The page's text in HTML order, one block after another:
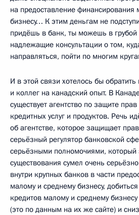
на предоставление финансирования
бизнесу… К этим деньгам не
придёшь в банк, ты можешь в грубой
надлежащие консультации о том,
направляться, пойти по многим
И в этой связи хотелось бы
и коллег на канадский опыт. В
существует агентство по защите
кредитных услуг и продуктов. Речь
об агентстве, которое защищает
серьёзный регулятор банковской
серьёзными полномочиями, который
существования сумел очень
внутри крупных банков в части
малому и среднему бизнесу,
кредитов малому и среднему
(это по данным на их же сайте) и